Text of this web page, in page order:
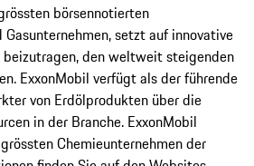
börsennotierten
setzt auf innovative
beizutragen, den weltweit steigenden
ExxonMobil verfügt als der führende
von Erdölprodukten über die
in der Branche. ExxonMobil
Chemieunternehmen der